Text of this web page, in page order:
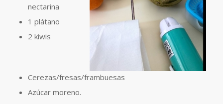
nectarina
1 plátano
2 kiwis
Cerezas/fresas/frambuesas
Azúcar moreno.